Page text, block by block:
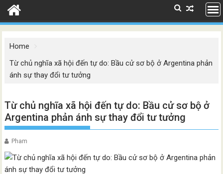
Home
Từ chủ nghĩa xã hội đến tự do: Bầu cử sơ bộ ở Argentina phản
ánh sự thay đổi tư tưởng
Từ chủ nghĩa xã hội đến tự do: Bầu cử sơ bộ ở
Argentina phản ánh sự thay đổi tư tưởng
Pham